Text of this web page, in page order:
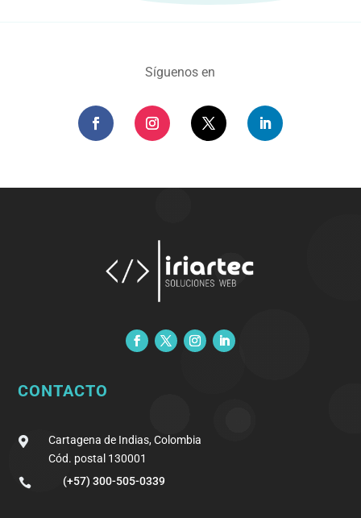
Síguenos en
CONTACTO

Cartagena de Indias, Colombia
Cód. postal 130001

(+57) 300-505-0339